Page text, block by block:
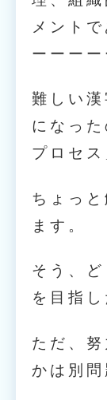
メントで
ーーーー
難しい
になっ
プロセス
ちょっ
ます。
そう、
を目指し
ただ、
かは別問